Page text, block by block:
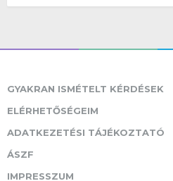
GYAKRAN ISMÉTELT KÉRDÉSEK
ELÉRHETŐSÉGEIM
ADATKEZETÉSI TÁJÉKOZTATÓ
ÁSZF
IMPRESSZUM